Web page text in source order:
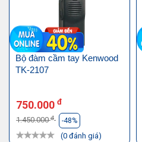
Bộ đàm cầm tay Kenwood
TK-2107
750.000 đ
1.450.000đ -48%
(0 đánh giá)